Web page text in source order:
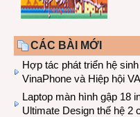
CÁC BÀI MỚI
Hợp tác phát triển hệ
VinaPhone và Hiệp hội
Laptop màn hình gập 18
Ultimate Design thế hệ 2